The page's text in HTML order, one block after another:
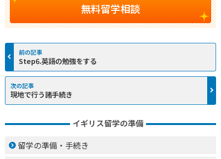
無料留学相談
Step6.英語の勉強をする
現地で行う諸手続き
イギリス留学の準備
留学の準備・手続き